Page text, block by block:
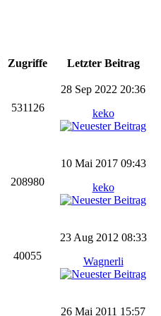
Zugriffe Letzter Beitrag
531126
28 Sep 2022 20:36
keko
208980
10 Mai 2017 09:43
keko
40055
23 Aug 2012 08:33
Wagnerli
26 Mai 2011 15:57